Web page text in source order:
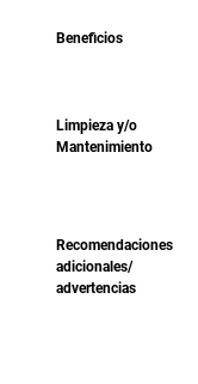
Beneficios
Limpieza y/o
Mantenimiento
Recomendaciones
adicionales/
advertencias